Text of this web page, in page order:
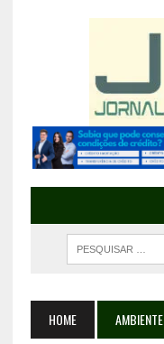
HOME AMBIENTE